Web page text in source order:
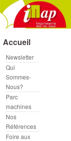
Accueil
Newsletter
Qui
Sommes-
Nous?
Parc
machines
Nos
Références
Foire aux